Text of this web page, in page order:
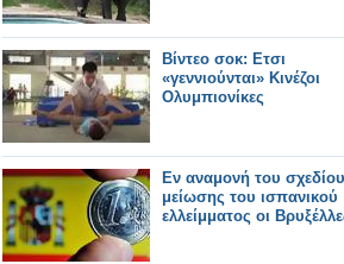
Βίντεο σοκ: Ετσι
«γεννιούνται» Κινέζοι
Ολυμπιονίκες
Εν αναμονή του σχεδίου
μείωσης του ισπανικού
ελλείμματος οι